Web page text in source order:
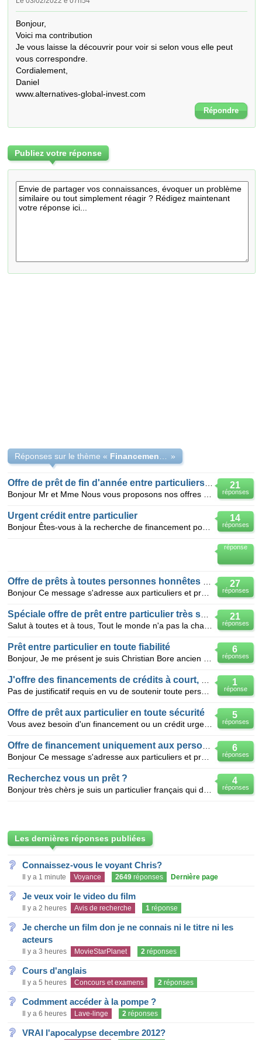
Bonjour,
Voici ma contribution
Je vous laisse la découvrir pour voir si selon vous elle peut
vous correspondre.
Cordialement,
Daniel
www.alternatives-global-invest.com
Répondre
Publiez votre réponse
Réponses sur le thème « »
21
réponses
14
réponses
Urgent crédit entre particulier
réponse
27
réponses
21
réponses
6
réponses
Prêt entre particulier en toute fiabilité
1
réponse
5
réponses
Offre de prêt aux particulier en toute sécurité
6
réponses
4
réponses
Recherchez vous un prêt ?
Les dernières réponses publiées
Connaissez-vous le voyant Chris?
Il y a 1 minute Voyance 2649 réponses Dernière page
Je veux voir le video du film
Il y a 2 heures Avis de recherche 1 réponse
Je cherche un film don je ne connais ni le titre ni les
acteurs
Il y a 3 heures MovieStarPlanet 2 réponses
Cours d'anglais
Il y a 5 heures Concours et examens 2 réponses
Codmment accéder à la pompe ?
Il y a 6 heures Lave-linge 2 réponses
VRAI l'apocalypse decembre 2012?